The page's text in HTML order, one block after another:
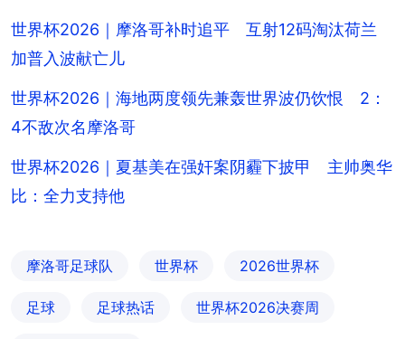
世界杯2026｜摩洛哥补时追平 互射12码淘汰荷兰
加普入波献亡儿
世界杯2026｜海地两度领先兼轰世界波仍饮恨 2：
4不敌次名摩洛哥
世界杯2026｜夏基美在强奸案阴霾下披甲 主帅奥华
比：全力支持他
摩洛哥足球队 世界杯 2026世界杯
足球 足球热话 世界杯2026决赛周